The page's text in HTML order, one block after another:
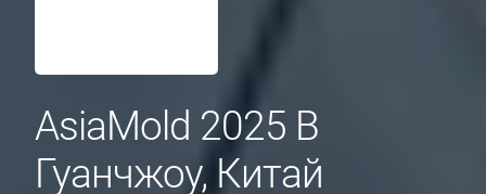
AsiaMold 2025 В
Гуанчжоу, Китай